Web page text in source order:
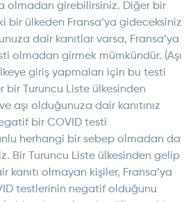
olmadan girebilirsiniz. Diğer bir
bir ülkeden Fransa’ya gideceksiniz
dair kanıtlar varsa, Fransa’ya
olmadan girmek mümkündür. (Aşı
giriş yapmaları için bu testi
bir Turuncu Liste ülkesinden
aşı olduğunuza dair kanıtınız
bir COVID testi
herhangi bir sebep olmadan da
Bir Turuncu Liste ülkesinden gelip
kanıtı olmayan kişiler, Fransa’ya
testlerinin negatif olduğunu